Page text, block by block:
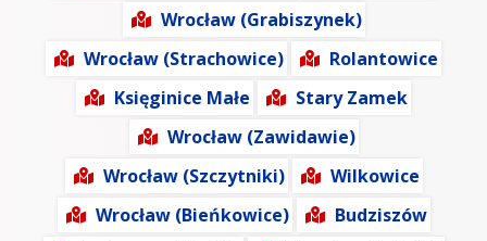
Wrocław (Grabiszynek)
Wrocław (Strachowice)
Rolantowice
Księginice Małe
Stary Zamek
Wrocław (Zawidawie)
Wrocław (Szczytniki)
Wilkowice
Wrocław (Bieńkowice)
Budziszów